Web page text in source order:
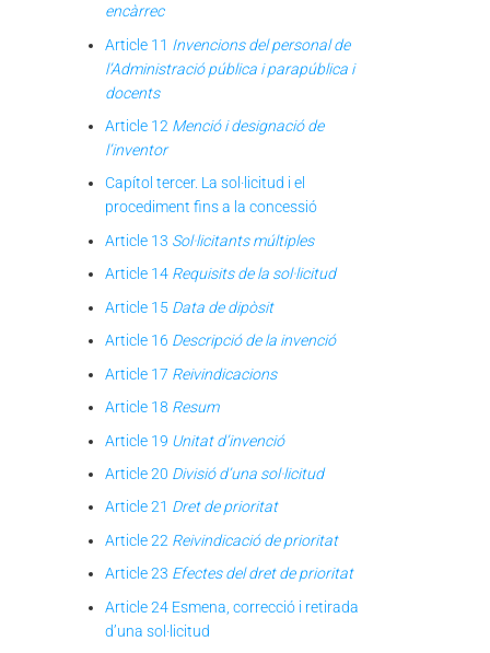
encàrrec
Article 11 Invencions del personal de
l’Administració pública i parapública i
docents
Article 12 Menció i designació de
l’inventor
Capítol tercer. La sol·licitud i el
procediment fins a la concessió
Article 13 Sol·licitants múltiples
Article 14Requisits de la sol·licitud
Article 15 Data de dipòsit
Article 16 Descripció de la invenció
Article 17 Reivindicacions
Article 18 Resum
Article 19 Unitat d’invenció
Article 20 Divisió d’una sol·licitud
Article 21 Dret de prioritat
Article 22 Reivindicació de prioritat
Article 23 Efectes del dret de prioritat
Article 24 Esmena, correcció i retirada
d’una sol·licitud